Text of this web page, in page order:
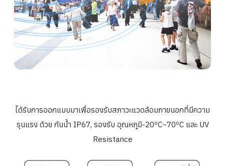
ได้รับการออกแบบมาเพื่อรองรับสภาวะแวดล้อมภายนอกที่มีความ
รุนแรง ด้วย กันน้ำ IP67, รองรับ อุณหภูมิ-20ºC~70ºC และ UV
Resistance